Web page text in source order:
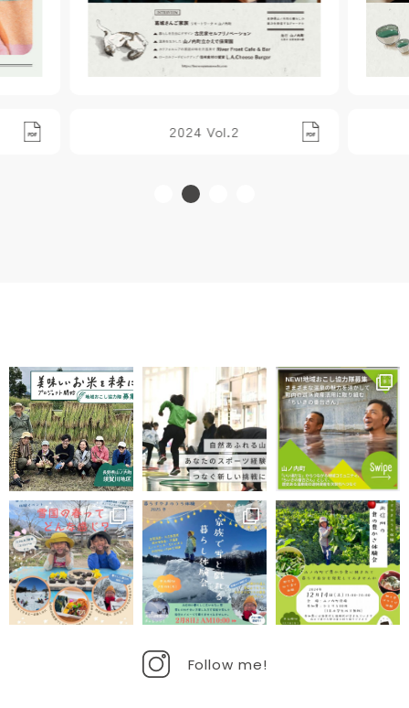
2024 Vol.2
Follow me!